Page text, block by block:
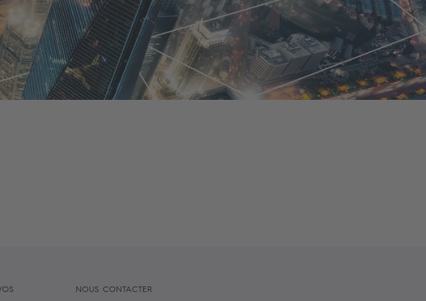
NOUS CONTACTER